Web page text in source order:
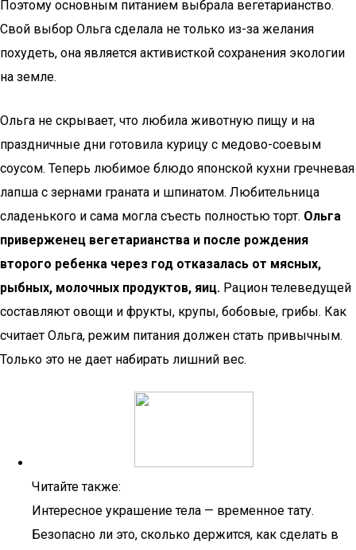
Поэтому основным питанием выбрала вегетарианство.
Свой выбор Ольга сделала не только из-за желания
похудеть, она является активисткой сохранения экологии
на земле.
Ольга не скрывает, что любила животную пищу и на
праздничные дни готовила курицу с медово-соевым
соусом. Теперь любимое блюдо японской кухни гречневая
лапша с зернами граната и шпинатом. Любительница
сладенького и сама могла съесть полностью торт. Ольга
приверженец вегетарианства и после рождения
второго ребенка через год отказалась от мясных,
рыбных, молочных продуктов, яиц. Рацион телеведущей
составляют овощи и фрукты, крупы, бобовые, грибы. Как
считает Ольга, режим питания должен стать привычным.
Только это не дает набирать лишний вес.
Читайте также:
Интересное украшение тела — временное тату.
Безопасно ли это, сколько держится, как сделать в